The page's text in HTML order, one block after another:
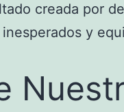
creada por
y